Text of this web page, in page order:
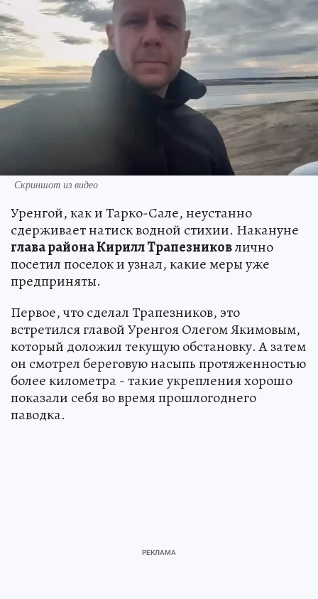
Скриншот из видео
Уренгой, как и Тарко-Сале, неустанно
сдерживает натиск водной стихии. Накануне
глава района Кирилл Трапезниковлично
посетил поселок и узнал, какие меры уже
предприняты.
Первое, что сделал Трапезников, это
встретился главой Уренгоя Олегом Якимовым,
который доложил текущую обстановку. А затем
он смотрел береговую насыпь протяженностью
более километра - такие укрепления хорошо
показали себя во время прошлогоднего
паводка.